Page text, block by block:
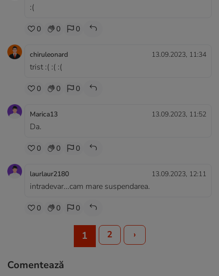
:(
0 0 0
chiruleonard 13.09.2023, 11:34
trist :( :( :(
0 0 0
Marica13 13.09.2023, 11:52
Da.
0 0 0
laurlaur2180 13.09.2023, 12:11
intradevar...cam mare suspendarea.
0 0 0
1 2 ›
Comentează